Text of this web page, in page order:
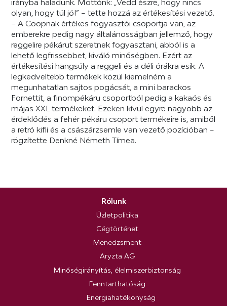
irányba haladunk. Mottónk: „Vedd észre, hogy nincs
olyan, hogy túl jó!” – tette hozzá az értékesítési vezető.
– A Coopnak értékes fogyasztói csoportja van, az
emberekre pedig nagy általánosságban jellemző, hogy
reggelire pékárut szeretnek fogyasztani, abból is a
lehető legfrissebbet, kiváló minőségben. Ezért az
értékesítési hangsúly a reggeli és a déli órákra esik. A
legkedveltebb termékek közül kiemelném a
megunhatatlan sajtos pogácsát, a mini barackos
Fornettit, a finompékáru csoportból pedig a kakaós és
májas XXL termékeket. Ezeken kívül egyre nagyobb az
érdeklődés a fehér pékáru csoport termékeire is, amiből
a retró kifli és a császárzsemle van vezető pozícióban –
rögzítette Denkné Németh Tímea.
Rólunk
Üzletpolitika
Cégtörténet
Menedzsment
Aryzta AG
Minőségirányítás, élelmiszerbiztonság
Fenntarthatóság
Energiahatékonyság